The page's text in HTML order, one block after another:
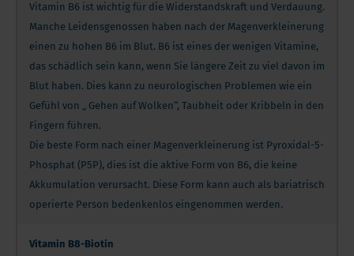
Vitamin B6 ist wichtig für die Widerstandskraft und Verdauung.
Manche Leidensgenossen haben nach der Magenverkleinerung
einen zu hohen B6 im Blut. B6 ist eines der wenigen Vitamine,
das schädlich sein kann, wenn Sie längere Zeit zu viel davon im
Blut haben. Dies kann zu neurologischen Problemen wie ein
Gefühl von „ Gehen auf Wolken“, Taubheit oder Kribbeln in den
Fingern führen.
Die beste Form nach einer Magenverkleinerung ist Pyroxidal-5-
Phosphat (P5P), dies ist die aktive Form von B6, die keine
Akkumulation verursacht. Diese Form kann auch als bariatrisch
operierte Person bedenkenlos eingenommen werden.
Vitamin B8-Biotin